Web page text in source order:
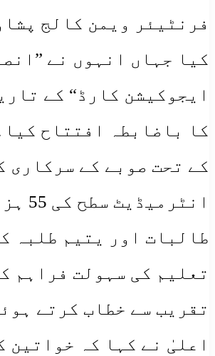
فرنٹیئر ویمن کالج
کیا جہاں انہوں نے
ایجوکیشن کارڈ“ کے
کا باضابطہ افتتاح
کے تحت صوبے کے سرکاری
طالبات اور یتیم طلبہ
تعلیم کی سہولت فراہم
تقریب سے خطاب کرتے
اعلیٰ نے کہا کہ خواتین